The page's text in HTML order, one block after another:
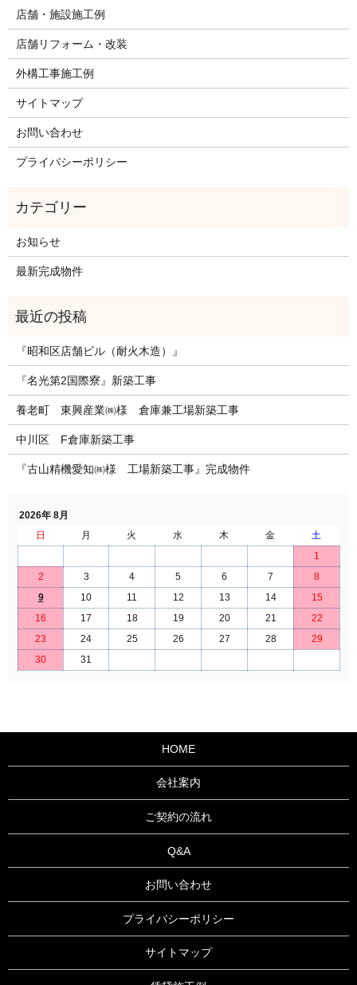
店舗・施設施工例
店舗リフォーム・改装
外構工事施工例
サイトマップ
お問い合わせ
プライバシーポリシー
お知らせ
最新完成物件
『昭和区店舗ビル（耐火木造）』
『名光第2国際寮』新築工事
養老町 東興産業㈱様 倉庫兼工場新築工事
中川区 F倉庫新築工事
『古山精機愛知㈱様 工場新築工事』完成物件
2026年 8月
日
月 火 水 木 金
土
1
2
3 4 5 6 7
8
9
10 11 12 13 14
15
16
17 18 19 20 21
22
23
24 25 26 27 28
29
30
31
HOME
会社案内
ご契約の流れ
Q&A
お問い合わせ
プライバシーポリシー
サイトマップ